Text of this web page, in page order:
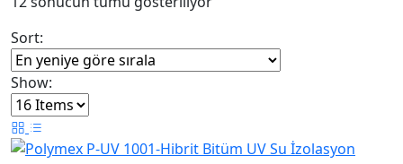
göre
sıralandı
Sort:
Show: